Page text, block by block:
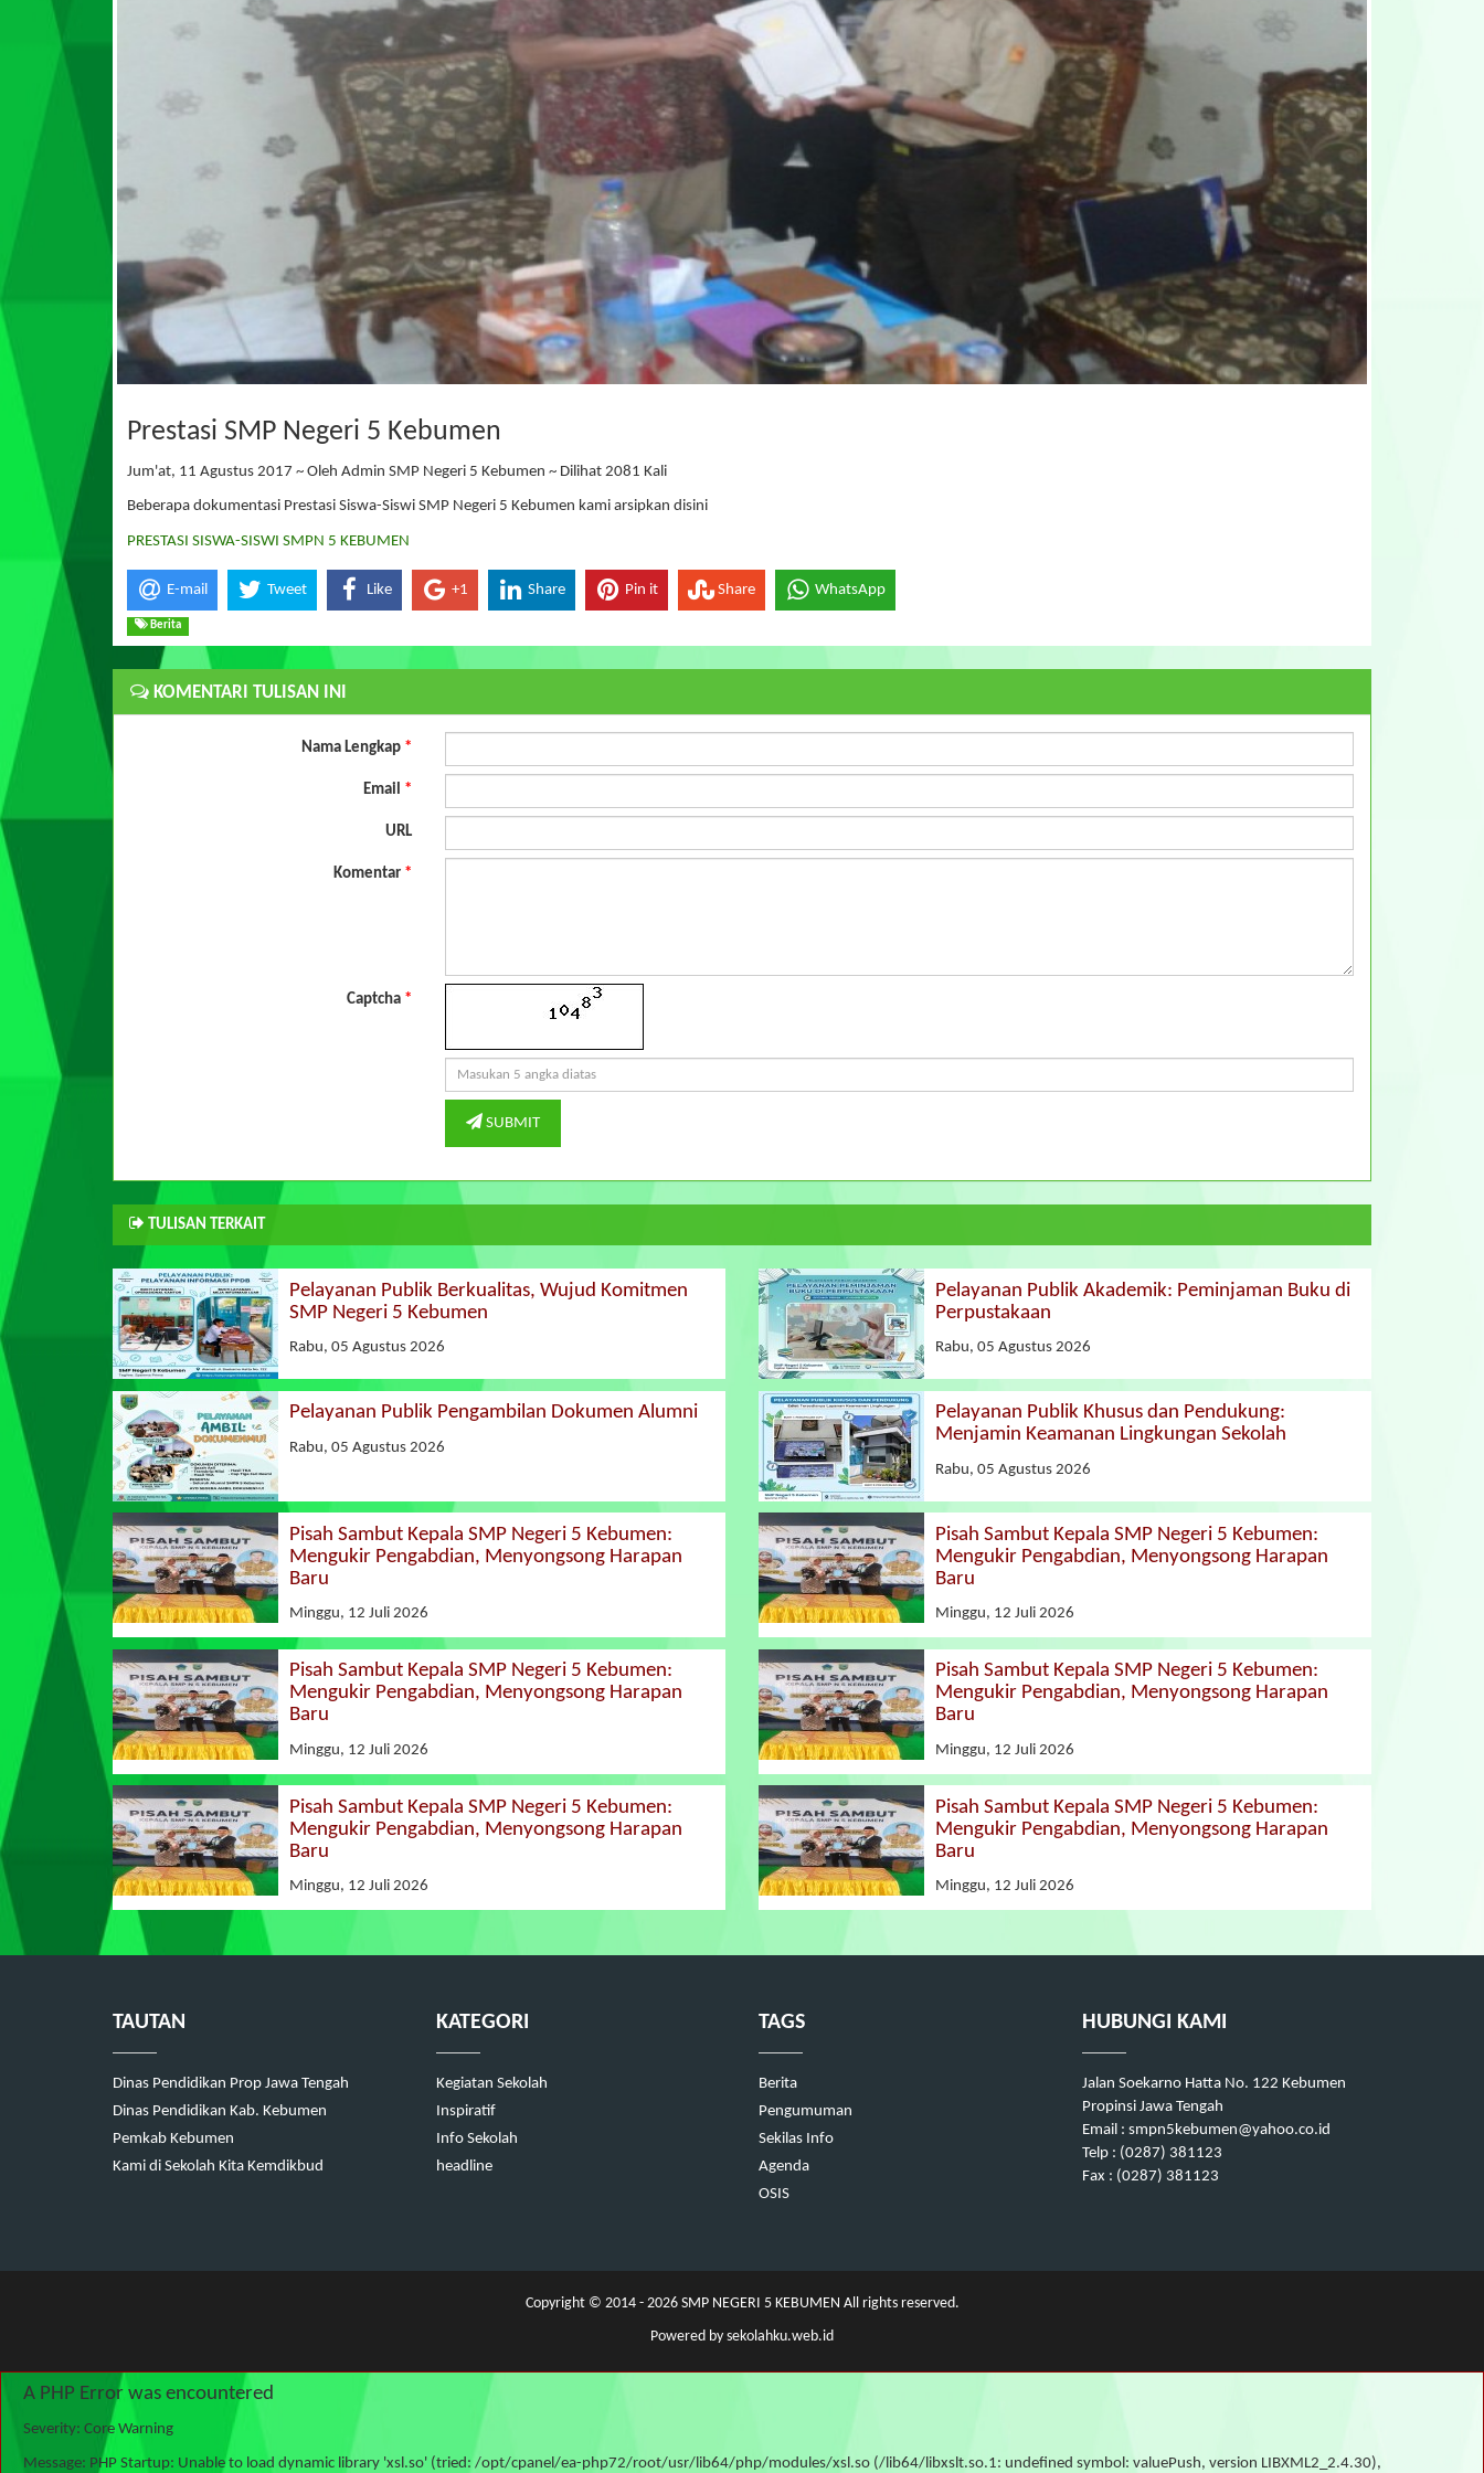
Prestasi SMP Negeri 5 Kebumen
Jum'at, 11 Agustus 2017 ~ Oleh Admin SMP Negeri 5 Kebumen ~ Dilihat 2081 Kali
Beberapa dokumentasi Prestasi Siswa-Siswi SMP Negeri 5 Kebumen kami arsipkan disini
PRESTASI SISWA-SISWI SMPN 5 KEBUMEN
E-mail Tweet Like +1 Share Pin it Share WhatsApp
Berita
KOMENTARI TULISAN INI
Nama Lengkap *
Email *
URL
Komentar *
Captcha *
SUBMIT
TULISAN TERKAIT
Pelayanan Publik Berkualitas, Wujud Komitmen
SMP Negeri 5 Kebumen
Rabu, 05 Agustus 2026
Pelayanan Publik Akademik: Peminjaman Buku di
Perpustakaan
Rabu, 05 Agustus 2026
Pelayanan Publik Pengambilan Dokumen Alumni
Rabu, 05 Agustus 2026
Pelayanan Publik Khusus dan Pendukung:
Menjamin Keamanan Lingkungan Sekolah
Rabu, 05 Agustus 2026
Pisah Sambut Kepala SMP Negeri 5 Kebumen:
Mengukir Pengabdian, Menyongsong Harapan
Baru
Minggu, 12 Juli 2026
Pisah Sambut Kepala SMP Negeri 5 Kebumen:
Mengukir Pengabdian, Menyongsong Harapan
Baru
Minggu, 12 Juli 2026
Pisah Sambut Kepala SMP Negeri 5 Kebumen:
Mengukir Pengabdian, Menyongsong Harapan
Baru
Minggu, 12 Juli 2026
Pisah Sambut Kepala SMP Negeri 5 Kebumen:
Mengukir Pengabdian, Menyongsong Harapan
Baru
Minggu, 12 Juli 2026
Pisah Sambut Kepala SMP Negeri 5 Kebumen:
Mengukir Pengabdian, Menyongsong Harapan
Baru
Minggu, 12 Juli 2026
Pisah Sambut Kepala SMP Negeri 5 Kebumen:
Mengukir Pengabdian, Menyongsong Harapan
Baru
Minggu, 12 Juli 2026
TAUTAN
Dinas Pendidikan Prop Jawa Tengah
Dinas Pendidikan Kab. Kebumen
Pemkab Kebumen
Kami di Sekolah Kita Kemdikbud
KATEGORI
Kegiatan Sekolah
Inspiratif
Info Sekolah
headline
TAGS
Berita
Pengumuman
Sekilas Info
Agenda
OSIS
HUBUNGI KAMI
Jalan Soekarno Hatta No. 122 Kebumen
Propinsi Jawa Tengah
Email : smpn5kebumen@yahoo.co.id
Telp : (0287) 381123
Fax : (0287) 381123
Copyright © 2014 - 2026SMP NEGERI 5 KEBUMEN All rights reserved.
Powered by sekolahku.web.id
A PHP Error was encountered
Severity: Core Warning
Message: PHP Startup: Unable to load dynamic library 'xsl.so' (tried: /opt/cpanel/ea-php72/root/usr/lib64/php/modules/xsl.so (/lib64/libxslt.so.1: undefined symbol: valuePush, version LIBXML2_2.4.30),